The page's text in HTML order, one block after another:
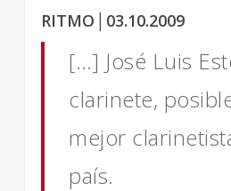
RITMO│03.10.2009
[…] José Luis
clarinete,
mejor
país.